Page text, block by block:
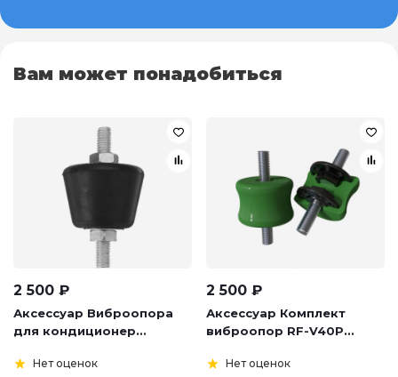
Вам может понадобиться
2 500 ₽
Аксессуар Виброопора
для кондиционер...
Нет оценок
2 500 ₽
Аксессуар Комплект
виброопор RF-V40P...
Нет оценок